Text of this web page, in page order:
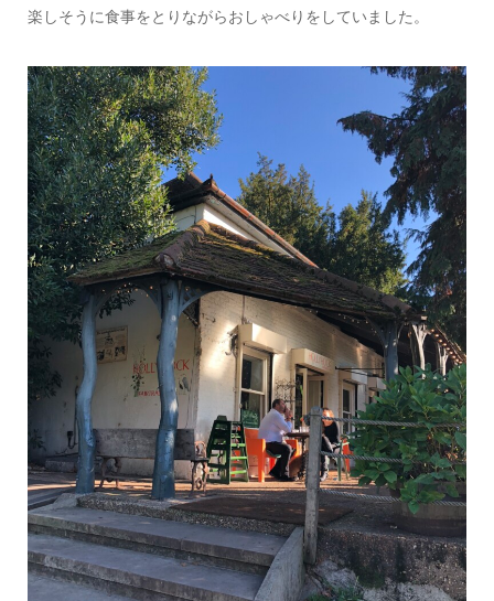
楽しそうに食事をとりながらおしゃべりをしていました。